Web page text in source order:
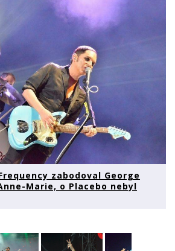
zabodoval George
Marie, o Placebo nebyl